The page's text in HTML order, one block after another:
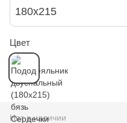
180х215
Цвет
Нет в наличии